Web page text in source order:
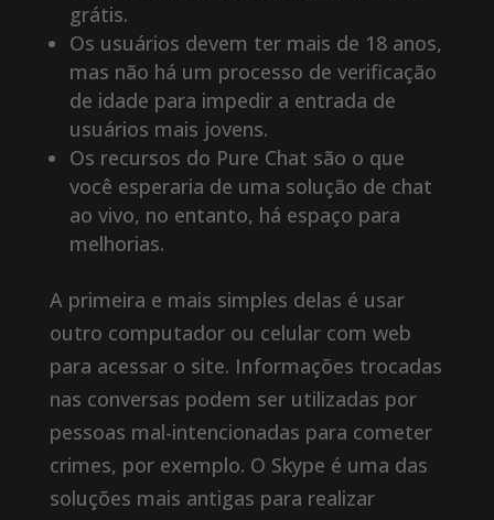
grátis.
Os usuários devem ter mais de 18 anos,
mas não há um processo de verificação
de idade para impedir a entrada de
usuários mais jovens.
Os recursos do Pure Chat são o que
você esperaria de uma solução de chat
ao vivo, no entanto, há espaço para
melhorias.
A primeira e mais simples delas é usar
outro computador ou celular com web
para acessar o site. Informações trocadas
nas conversas podem ser utilizadas por
pessoas mal-intencionadas para cometer
crimes, por exemplo. O Skype é uma das
soluções mais antigas para realizar